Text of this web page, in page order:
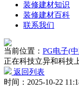
装修建材知识
装修建材百科
联系我们
当前位置： PG电子(
正在科技立异和科技
返回列表
时间：2025-10-22